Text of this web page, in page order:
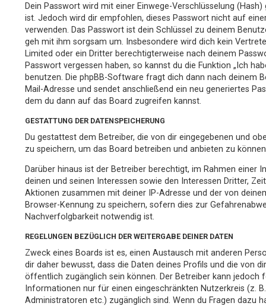
Dein Passwort wird mit einer Einwege-Verschlüsselung
ist. Jedoch wird dir empfohlen, dieses Passwort nicht auf
verwenden. Das Passwort ist dein Schlüssel zu deinem
geh mit ihm sorgsam um. Insbesondere wird dich kein
Limited oder ein Dritter berechtigterweise nach deinem
Passwort vergessen haben, so kannst du die Funktion „Ich
benutzen. Die phpBB-Software fragt dich dann nach deinem
Mail-Adresse und sendet anschließend ein neu generiertes
dem du dann auf das Board zugreifen kannst.
GESTATTUNG DER DATENSPEICHERUNG
Du gestattest dem Betreiber, die von dir eingegebenen und
zu speichern, um das Board betreiben und anbieten zu
Darüber hinaus ist der Betreiber berechtigt, im Rahmen einer
deinen und seinen Interessen sowie den Interessen Dritter,
Aktionen zusammen mit deiner IP-Adresse und der von
Browser-Kennung zu speichern, sofern dies zur
Nachverfolgbarkeit notwendig ist.
REGELUNGEN BEZÜGLICH DER WEITERGABE DEINER DATEN
Zweck eines Boards ist es, einen Austausch mit anderen
dir daher bewusst, dass die Daten deines Profils und die von
öffentlich zugänglich sein können. Der Betreiber kann jedoch
Informationen nur für einen eingeschränkten Nutzerkreis (z.
Administratoren etc.) zugänglich sind. Wenn du Fragen dazu